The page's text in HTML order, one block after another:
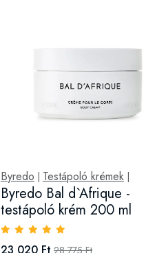
Byredo Testápoló krémek|
Byredo Bal d`Afrique -
testápoló krém 200 ml
28 775 Ft